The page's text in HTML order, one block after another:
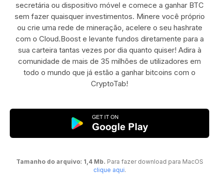
secretária ou dispositivo móvel e comece a ganhar BTC
sem fazer quaisquer investimentos. Minere você próprio
ou crie uma rede de mineração, acelere o seu hashrate
com o Cloud.Boost e levante fundos diretamente para a
sua carteira tantas vezes por dia quanto quiser! Adira à
comunidade de mais de 35 milhões de utilizadores em
todo o mundo que já estão a ganhar bitcoins com o
CryptoTab!
Tamanho do arquivo: 1,4 Mb. Para fazer download para MacOS
clique aqui.